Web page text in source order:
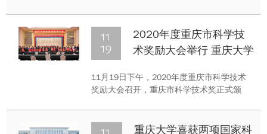
11
19
2020年度重庆市科学技
术奖励大会举行 重庆大学
11月19日下午，2020年度重庆市科学技术
奖励大会召开，重庆市科学技术奖正式颁
奖数量的50%。重庆大学喜获两项国家科